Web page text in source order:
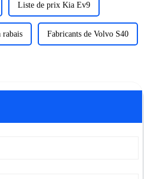
Liste de prix Kia Ev9
rabais Fabricants de Volvo S40